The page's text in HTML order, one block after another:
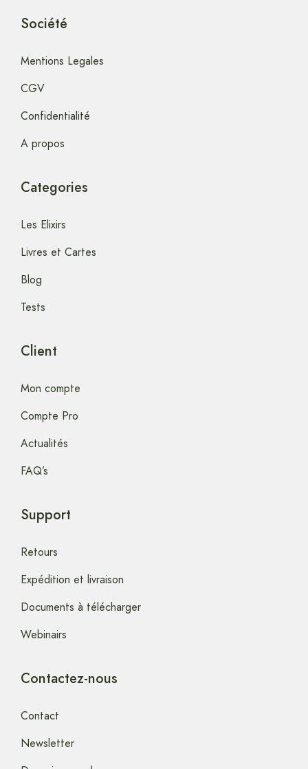
Société
Mentions Legales
CGV
Confidentialité
A propos
Categories
Les Elixirs
Livres et Cartes
Blog
Tests
Client
Mon compte
Compte Pro
Actualités
FAQ’s
Support
Retours
Expédition et livraison
Documents à télécharger
Webinairs
Contactez-nous
Contact
Newsletter